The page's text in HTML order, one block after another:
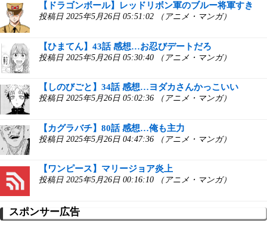
【ドラゴンボール】レッドリボン軍のブルー将軍すき
投稿日 2025年5月26日 05:51:02 （アニメ・マンガ）
【ひまてん】43話 感想…お忍びデートだろ
投稿日 2025年5月26日 05:30:40 （アニメ・マンガ）
【しのびごと】34話 感想…ヨダカさんかっこいい
投稿日 2025年5月26日 05:02:36 （アニメ・マンガ）
【カグラバチ】80話 感想…俺も主力
投稿日 2025年5月26日 04:47:36 （アニメ・マンガ）
【ワンピース】マリージョア炎上
投稿日 2025年5月26日 00:16:10 （アニメ・マンガ）
スポンサー広告